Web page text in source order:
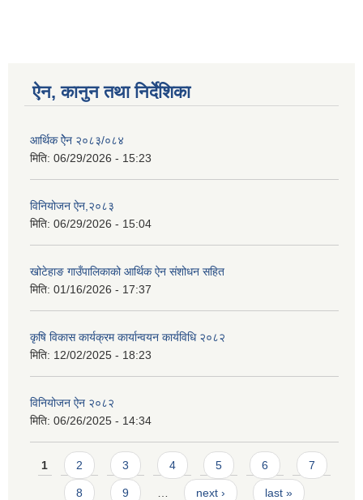
ऐन, कानुन तथा निर्देशिका
आर्थिक ऐेन २०८३/०८४
मिति: 06/29/2026 - 15:23
विनियोजन ऐन,२०८३
मिति: 06/29/2026 - 15:04
खोटेहाङ गाउँपालिकाको आर्थिक ऐन संशोधन सहित
मिति: 01/16/2026 - 17:37
कृषि विकास कार्यक्रम कार्यान्वयन कार्यविधि २०८२
मिति: 12/02/2025 - 18:23
विनियोजन ऐन २०८२
मिति: 06/26/2025 - 14:34
Pages
1 2 3 4 5 6 7
8 9 next › last »